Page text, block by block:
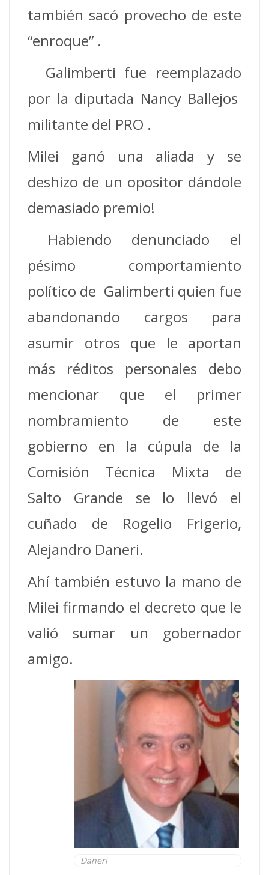
también sacó provecho de este
“enroque” .
Galimberti fue reemplazado
por la diputada Nancy Ballejos
militante del PRO .
Milei ganó una aliada y se
deshizo de un opositor dándole
demasiado premio!
Habiendo denunciado el
pésimo comportamiento
político de Galimberti quien fue
abandonando cargos para
asumir otros que le aportan
más réditos personales debo
mencionar que el primer
nombramiento de este
gobierno en la cúpula de la
Comisión Técnica Mixta de
Salto Grande se lo llevó el
cuñado de Rogelio Frigerio,
Alejandro Daneri.
Ahí también estuvo la mano de
Milei firmando el decreto que le
valió sumar un gobernador
amigo.
Daneri